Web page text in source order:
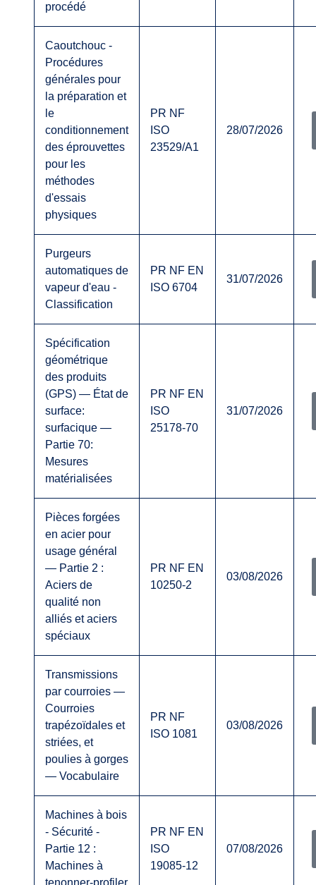
procédé
Caoutchouc -
Procédures
générales pour
la préparation et
le
conditionnement
des éprouvettes
pour les
méthodes
d'essais
physiques
PR NF
ISO
23529/A1
28/07/2026
Purgeurs
automatiques de
vapeur d'eau -
Classification
PR NF EN
ISO 6704
31/07/2026
Spécification
géométrique
des produits
(GPS) — État de
surface:
surfacique —
Partie 70:
Mesures
matérialisées
PR NF EN
ISO
25178-70
31/07/2026
Pièces forgées
en acier pour
usage général
— Partie 2 :
Aciers de
qualité non
alliés et aciers
spéciaux
PR NF EN
10250-2
03/08/2026
Transmissions
par courroies —
Courroies
trapézoïdales et
striées, et
poulies à gorges
— Vocabulaire
PR NF
ISO 1081
03/08/2026
Machines à bois
- Sécurité -
Partie 12 :
Machines à
tenonner-profiler
PR NF EN
ISO
19085-12
07/08/2026